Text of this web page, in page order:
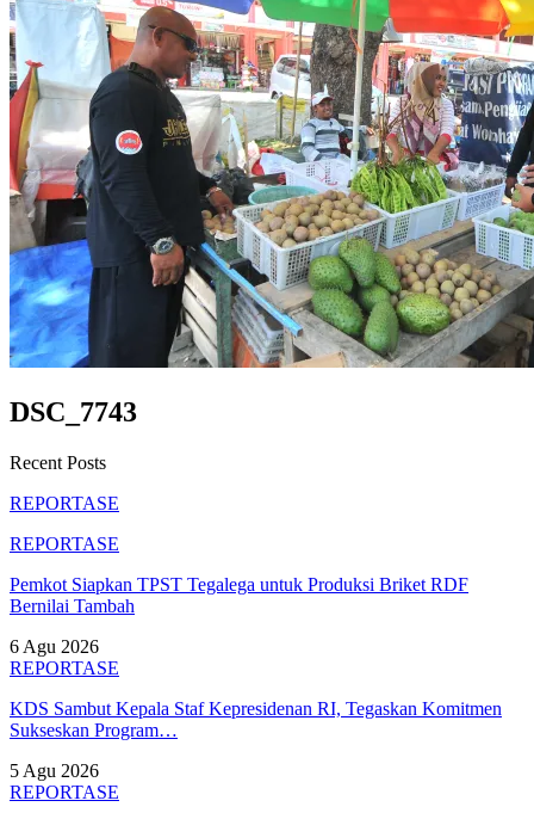
DSC_7743
Recent Posts
REPORTASE
REPORTASE
Pemkot Siapkan TPST Tegalega untuk Produksi Briket RDF
Bernilai Tambah
6 Agu 2026
REPORTASE
KDS Sambut Kepala Staf Kepresidenan RI, Tegaskan Komitmen
Sukseskan Program…
5 Agu 2026
REPORTASE